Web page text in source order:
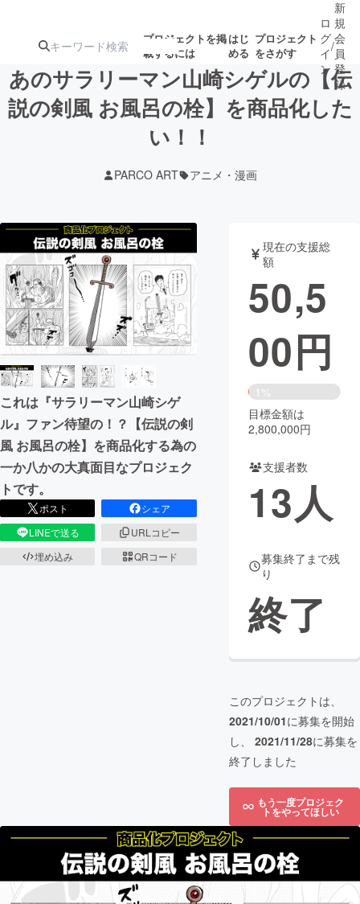
プロジェクトを掲
載するには
はじ
める
プロジェクト
をさがす
注目の新着プロ
募集終了が近いプ
テクノロジー・ガジェット
映像・映画 書籍・雑誌
ビジネス・起業 チャレンジ
まちづくり・地域活性化
CAMPFIRE for Social Good CAMPFIRE Creation
CAMPFIREふるさと納税machi-ya コミュニティ
ロ
グ
イ
ン
/
新
規
会
員
登
録
あのサラリーマン山崎シゲルの【伝
説の剣風 お風呂の栓】を商品化した
い！！
PARCO ART アニメ・漫画
これは『サラリーマン山崎シゲ
ル』ファン待望の！？【伝説の剣
風 お風呂の栓】を商品化する為の
一か八かの大真面目なプロジェク
トです。
ポスト
シェア
LINEで送る
URLコピー
埋め込み
QRコード
現在の支援総
額
50,5
00円
1%
目標金額は
2,800,000円
支援者数
13人
募集終了まで残
り
終了
このプロジェクトは、
2021/10/01に募集を開始
し、 2021/11/28に募集を
終了しました
もう一度プロジェク
トをやってほしい